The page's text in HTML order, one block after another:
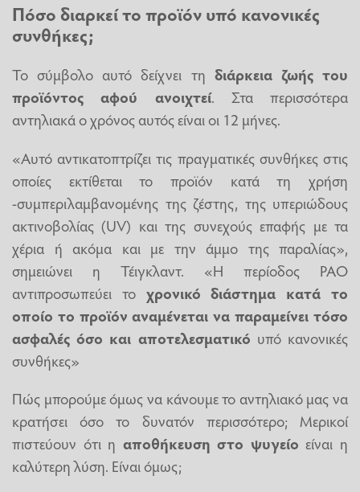
Πόσο διαρκεί το προϊόν υπό κανονικές
συνθήκες;
Το σύμβολο αυτό δείχνει τη διάρκεια ζωής του
προϊόντος αφού ανοιχτεί. Στα περισσότερα
αντηλιακά ο χρόνος αυτός είναι οι 12 μήνες.
«Αυτό αντικατοπτρίζει τις πραγματικές συνθήκες στις
οποίες εκτίθεται το προϊόν κατά τη χρήση
-συμπεριλαμβανομένης της ζέστης, της υπεριώδους
ακτινοβολίας (UV) και της συνεχούς επαφής με τα
χέρια ή ακόμα και με την άμμο της παραλίας»,
σημειώνει η Τέιγκλαντ. «Η περίοδος PAO
αντιπροσωπεύει το χρονικό διάστημα κατά το
οποίο το προϊόν αναμένεται να παραμείνει τόσο
ασφαλές όσο και αποτελεσματικό υπό κανονικές
συνθήκες»
Πώς μπορούμε όμως να κάνουμε το αντηλιακό μας να
κρατήσει όσο το δυνατόν περισσότερο; Μερικοί
πιστεύουν ότι η αποθήκευση στο ψυγείο είναι η
καλύτερη λύση. Είναι όμως;